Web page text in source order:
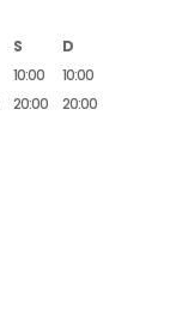
S
D
10:00
20:00
10:00
20:00